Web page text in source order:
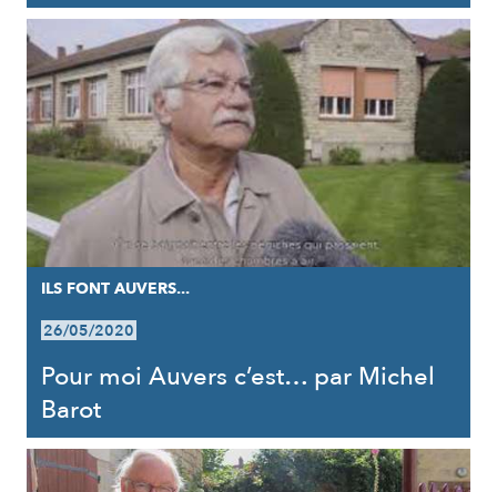
ILS FONT AUVERS...
26/05/2020
Pour moi Auvers c’est… par Michel
Barot